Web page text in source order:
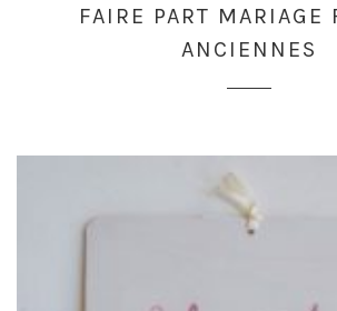
FAIRE PART MARIAGE
ANCIENNES